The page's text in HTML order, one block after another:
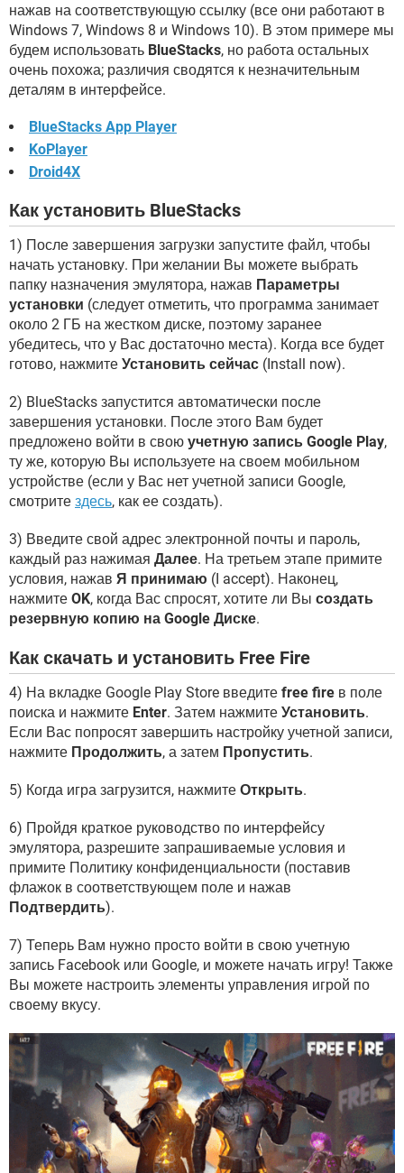
нажав на соответствующую ссылку (все они работают в
Windows 7, Windows 8 и Windows 10). В этом примере мы
будем использовать BlueStacks, но работа остальных
очень похожа; различия сводятся к незначительным
деталям в интерфейсе.
BlueStacks App Player
KoPlayer
Droid4X
Как установить BlueStacks
1) После завершения загрузки запустите файл, чтобы
начать установку. При желании Вы можете выбрать
папку назначения эмулятора, нажав Параметры
установки (следует отметить, что программа занимает
около 2 ГБ на жестком диске, поэтому заранее
убедитесь, что у Вас достаточно места). Когда все будет
готово, нажмите Установить сейчас (Install now).
2) BlueStacks запустится автоматически после
завершения установки. После этого Вам будет
предложено войти в свою учетную запись Google Play,
ту же, которую Вы используете на своем мобильном
устройстве (если у Вас нет учетной записи Google,
смотрите здесь, как ее создать).
3) Введите свой адрес электронной почты и пароль,
каждый раз нажимая Далее. На третьем этапе примите
условия, нажав Я принимаю (I accept). Наконец,
нажмите OK, когда Вас спросят, хотите ли Вы создать
резервную копию на Google Диске.
Как скачать и установить Free Fire
4) На вкладке Google Play Store введите free fire в поле
поиска и нажмите Enter. Затем нажмите Установить.
Если Вас попросят завершить настройку учетной записи,
нажмите Продолжить, а затем Пропустить.
5) Когда игра загрузится, нажмите Открыть.
6) Пройдя краткое руководство по интерфейсу
эмулятора, разрешите запрашиваемые условия и
примите Политику конфиденциальности (поставив
флажок в соответствующем поле и нажав
Подтвердить).
7) Теперь Вам нужно просто войти в свою учетную
запись Facebook или Google, и можете начать игру! Также
Вы можете настроить элементы управления игрой по
своему вкусу.